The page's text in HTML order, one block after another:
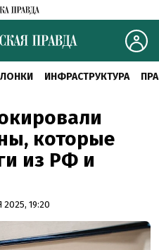
ИНФРАСТРУКТУРА
которые
из РФ и
19:20